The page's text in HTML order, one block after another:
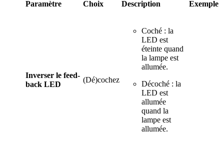
Paramètre Choix Description Exemple
Inverser le feed-
back LED
(Dé)cochez
Coché : la
LED est
éteinte quand
la lampe est
allumée.
Décoché : la
LED est
allumée
quand la
lampe est
allumée.